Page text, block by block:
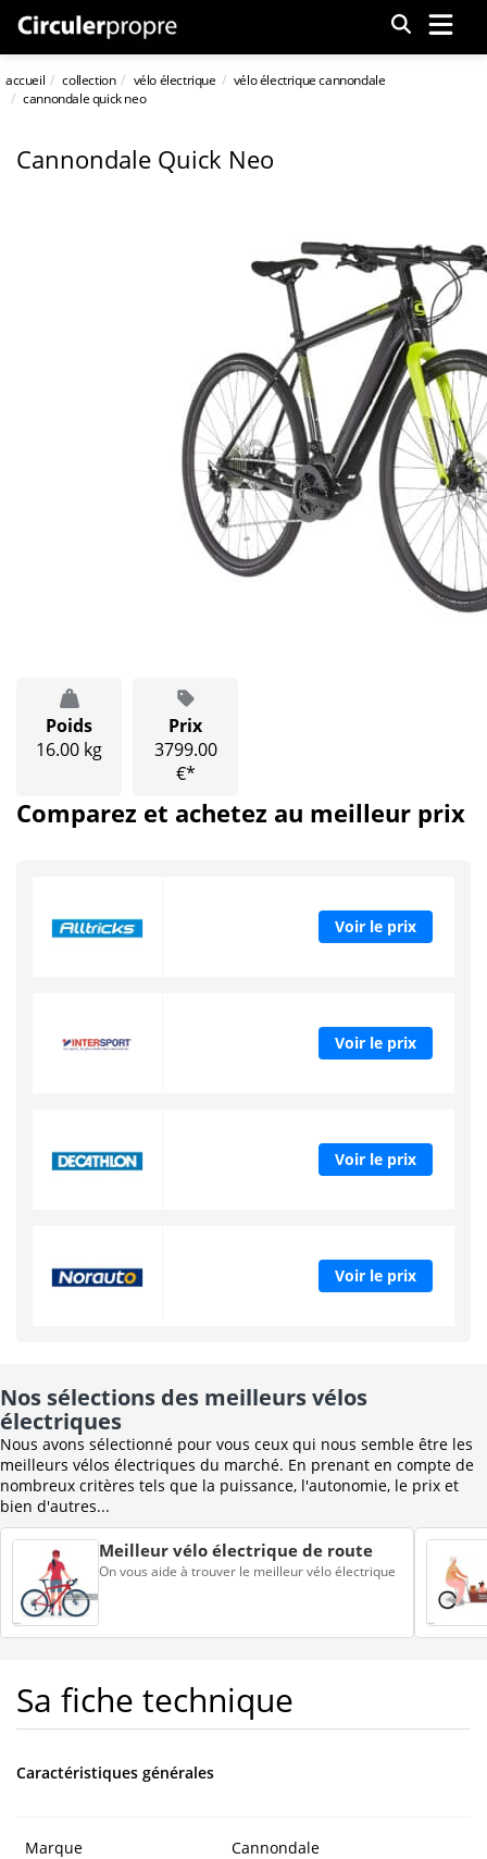
Menu
accueil collection vélo électrique
vélo électrique cannondale
cannondale quick neo
Cannondale Quick Neo
Poids
16.00 kg
Prix
3799.00
€*
Comparez et achetez au meilleur prix
Voir le prix
Voir le prix
Voir le prix
Voir le prix
Nos sélections des meilleurs vélos
électriques
Nous avons sélectionné pour vous ceux qui nous semble être les
meilleurs vélos électriques du marché. En prenant en compte de
nombreux critères tels que la puissance, l'autonomie, le prix et
bien d'autres...
Meilleur vélo électrique de route
On vous aide à trouver le meilleur vélo électrique
Sa fiche technique
Caractéristiques générales
Marque Cannondale